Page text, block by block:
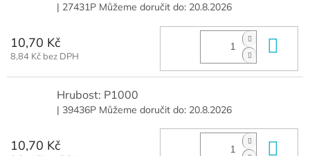
| 27431P Můžeme doručit do: 20.8.2026
10,70 Kč
8,84 Kč bez DPH
Hrubost: P1000
| 39436P Můžeme doručit do: 20.8.2026
10,70 Kč